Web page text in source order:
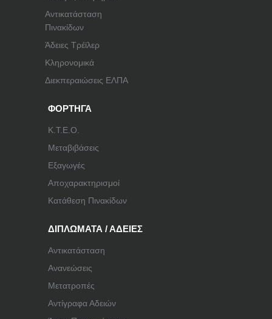
Αντικατάσταση
Πινακίδων
Άδειες Τρέϊλερ
Κληρονομικά
Διεκπεραιώσεις ΕΛΠΑ
ΦΟΡΤΗΓΑ
Κ.Τ.Ε.Ο.
Μεταβιβάσεις
Εξαγωγές
Αποχαρακτηρισμοί
Κατάθεση Πινακίδων
ΔΙΠΛΩΜΑΤΑ / ΑΔΕΙΕΣ
Αντικατάσταση
Ανανεώσεις
Μετατροπές
Αντίγραφα Αδειών